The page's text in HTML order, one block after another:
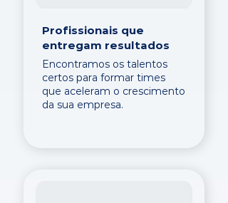
Profissionais que
entregam resultados
Encontramos os talentos
certos para formar times
que aceleram o crescimento
da sua empresa.